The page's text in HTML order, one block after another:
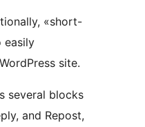
«short-
easily
site.
several blocks
and Repost,